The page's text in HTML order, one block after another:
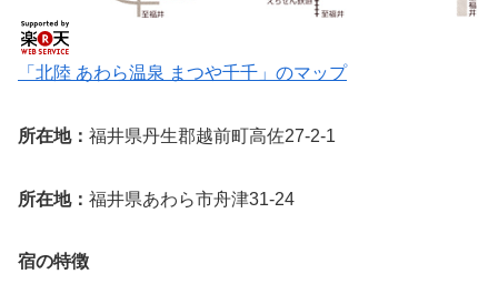
「北陸 あわら温泉 まつや千千」のマップ
所在地： 福井県丹生郡越前町高佐27-2-1
所在地： 福井県あわら市舟津31-24
宿の特徴